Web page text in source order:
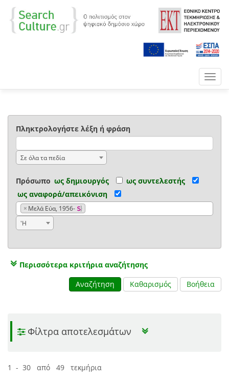
Πληκτρολογήστε λέξη ή φράση
Σε όλα τα πεδία
Πρόσωπο ως δημιουργός
ως συντελεστής
ως αναφορά/απεικόνιση
× Μελά Εύα, 1956-
'Η
Περισσότερα κριτήρια αναζήτησης
Αναζήτηση
Καθαρισμός Βοήθεια
Φίλτρα αποτελεσμάτων
1 - 30 από 49 τεκμήρια